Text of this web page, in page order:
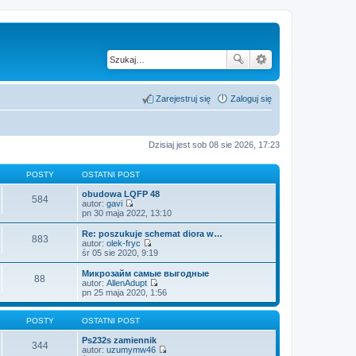
Zaloguj się
Zarejestruj się
Dzisiaj jest sob 08 sie 2026, 17:23
POSTY OSTATNI POST
584
obudowa LQFP 48
autor: gavi
W
y
ś
w
i
e
l
n
a
j
n
o
s
z
pn 30 maja 2022, 13:10
883
Re: poszukuje schemat diora w…
autor: olek-fryc
W
y
ś
w
i
e
t
a
j
śr 05 sie 2020, 9:19
88
Микрозайм самые выгодные
autor: AllenAdupt
W
y
ś
i
t
pn 25 maja 2020, 1:56
POSTY OSTATNI POST
344
Ps232s zamiennik
autor: uzumymw46